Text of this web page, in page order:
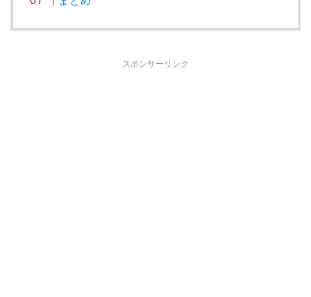
スポンサーリンク